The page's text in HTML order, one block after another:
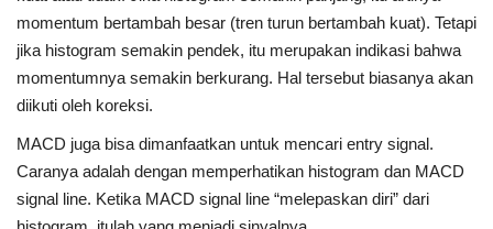
momentum bertambah besar (tren turun bertambah kuat). Tetapi
jika histogram semakin pendek, itu merupakan indikasi bahwa
momentumnya semakin berkurang. Hal tersebut biasanya akan
diikuti oleh koreksi.
MACD juga bisa dimanfaatkan untuk mencari entry signal.
Caranya adalah dengan memperhatikan histogram dan MACD
signal line. Ketika MACD signal line “melepaskan diri” dari